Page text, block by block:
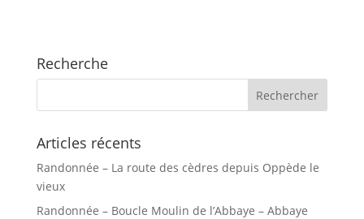
Recherche
Articles récents
Randonnée – La route des cèdres depuis Oppède le
vieux
Randonnée – Boucle Moulin de l’Abbaye – Abbaye